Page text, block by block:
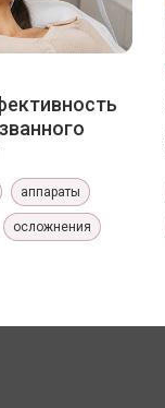
аппараты
осложнения